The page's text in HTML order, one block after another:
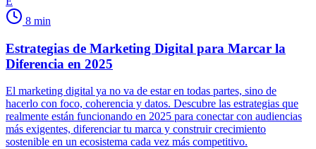
8 min
Estrategias de Marketing Digital para Marcar la
Diferencia en 2025
El marketing digital ya no va de estar en todas partes, sino de
hacerlo con foco, coherencia y datos. Descubre las estrategias que
realmente están funcionando en 2025 para conectar con audiencias
más exigentes, diferenciar tu marca y construir crecimiento
sostenible en un ecosistema cada vez más competitivo.